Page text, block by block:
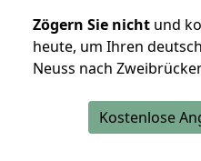
Zögern Sie nicht und
heute, um Ihren
Neuss nach
Kostenlose